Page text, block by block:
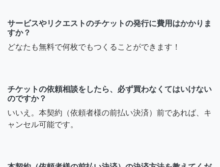
サービスやリクエストのチケットの発行に費用はかかりま
すか？
どなたも無料で何枚でもつくることができます！
チケットの依頼相談をしたら、必ず買わなくてはいけない
のですか？
いいえ。本契約（依頼者様の前払い決済）前であれば、キ
ャンセル可能です。